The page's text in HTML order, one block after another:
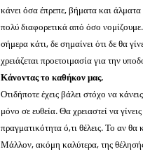
κάνει όσα έπρεπε, βήματα και
πολύ διαφορετικά από όσο νομίζουμε.
σήμερα κάτι, δε σημαίνει ότι δε θα
χρειάζεται προετοιμασία για την
Κάνοντας το καθήκον μας.
Οτιδήποτε έχεις βάλει στόχο να
μόνο σε ευθεία. Θα χρειαστεί να
πραγματικότητα ό,τι θέλεις. Το αν θα
Μάλλον, ακόμη καλύτερα, της θέλησής